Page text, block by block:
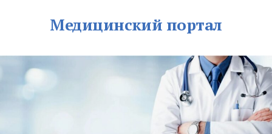
Медицинский портал